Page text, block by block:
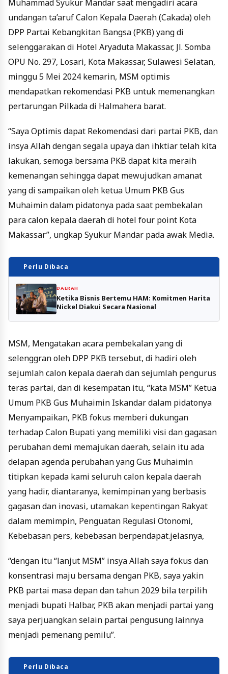
Muhammad Syukur Mandar saat mengadiri acara
undangan ta’aruf Calon Kepala Daerah (Cakada) oleh
DPP Partai Kebangkitan Bangsa (PKB) yang di
selenggarakan di Hotel Aryaduta Makassar, Jl. Somba
OPU No. 297, Losari, Kota Makassar, Sulawesi Selatan,
minggu 5 Mei 2024 kemarin, MSM optimis
mendapatkan rekomendasi PKB untuk memenangkan
pertarungan Pilkada di Halmahera barat.
“Saya Optimis dapat Rekomendasi dari partai PKB, dan
insya Allah dengan segala upaya dan ihktiar telah kita
lakukan, semoga bersama PKB dapat kita meraih
kemenangan sehingga dapat mewujudkan amanat
yang di sampaikan oleh ketua Umum PKB Gus
Muhaimin dalam pidatonya pada saat pembekalan
para calon kepala daerah di hotel four point Kota
Makassar”, ungkap Syukur Mandar pada awak Media.
Perlu Dibaca
DAERAH
Ketika Bisnis Bertemu HAM: Komitmen Harita
Nickel Diakui Secara Nasional
MSM, Mengatakan acara pembekalan yang di
selenggran oleh DPP PKB tersebut, di hadiri oleh
sejumlah calon kepala daerah dan sejumlah pengurus
teras partai, dan di kesempatan itu, “kata MSM” Ketua
Umum PKB Gus Muhaimin Iskandar dalam pidatonya
Menyampaikan, PKB fokus memberi dukungan
terhadap Calon Bupati yang memiliki visi dan gagasan
perubahan demi memajukan daerah, selain itu ada
delapan agenda perubahan yang Gus Muhaimin
titipkan kepada kami seluruh calon kepala daerah
yang hadir, diantaranya, kemimpinan yang berbasis
gagasan dan inovasi, utamakan kepentingan Rakyat
dalam memimpin, Penguatan Regulasi Otonomi,
Kebebasan pers, kebebasan berpendapat.jelasnya,
“dengan itu “lanjut MSM” insya Allah saya fokus dan
konsentrasi maju bersama dengan PKB, saya yakin
PKB partai masa depan dan tahun 2029 bila terpilih
menjadi bupati Halbar, PKB akan menjadi partai yang
saya perjuangkan selain partai pengusung lainnya
menjadi pemenang pemilu”.
Perlu Dibaca